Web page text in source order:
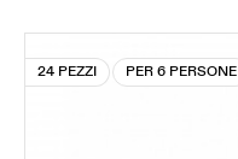
24 PEZZI PER 6 PERSONE